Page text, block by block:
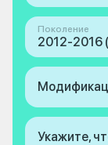
Поколение
2012-2016
Укажите,